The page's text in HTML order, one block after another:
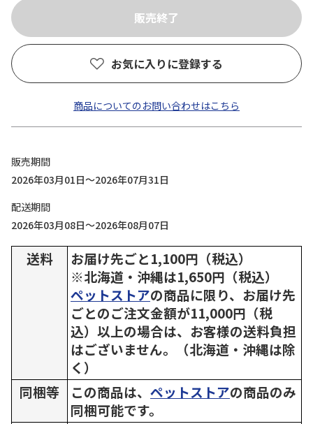
お気に入りに登録する
商品についてのお問い合わせはこちら
販売期間
2026年03月01日～2026年07月31日
配送期間
2026年03月08日～2026年08月07日
送料
お届け先ごと1,100円（税込）
※北海道・沖縄は1,650円（税込）
ペットストアの商品に限り、お届け先
ごとのご注文金額が11,000円（税
込）以上の場合は、お客様の送料負担
はございません。（北海道・沖縄は除
く）
同梱等
この商品は、 ペットストアの商品のみ
同梱可能です。